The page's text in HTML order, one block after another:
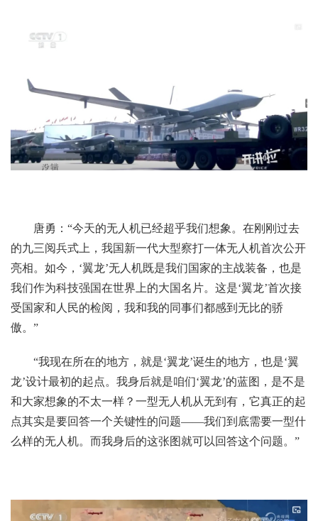
唐勇：“今天的无人机已经超乎我们想象。在刚刚过去
的九三阅兵式上，我国新一代大型察打一体无人机首次公开
亮相。如今，‘翼龙’无人机既是我们国家的主战装备，也是
我们作为科技强国在世界上的大国名片。这是‘翼龙’首次接
受国家和人民的检阅，我和我的同事们都感到无比的骄
傲。”
“我现在所在的地方，就是‘翼龙’诞生的地方，也是‘翼
龙’设计最初的起点。我身后就是咱们‘翼龙’的蓝图，是不是
和大家想象的不太一样？一型无人机从无到有，它真正的起
点其实是要回答一个关键性的问题——我们到底需要一型什
么样的无人机。而我身后的这张图就可以回答这个问题。”